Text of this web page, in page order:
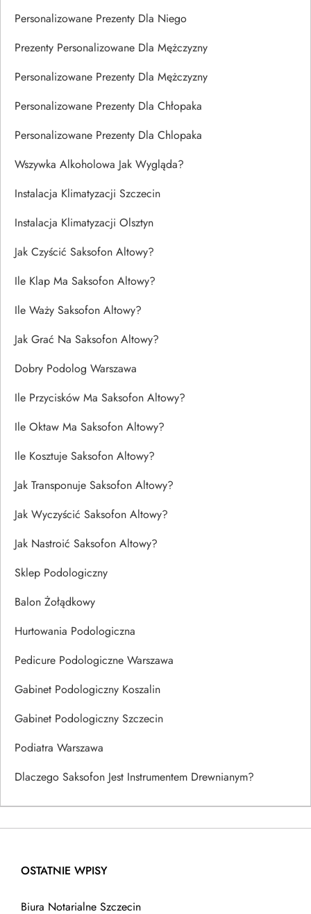
Personalizowane Prezenty Dla Niego
Prezenty Personalizowane Dla Mężczyzny
Personalizowane Prezenty Dla Mężczyzny
Personalizowane Prezenty Dla Chłopaka
Personalizowane Prezenty Dla Chlopaka
Wszywka Alkoholowa Jak Wygląda?
Instalacja Klimatyzacji Szczecin
Instalacja Klimatyzacji Olsztyn
Jak Czyścić Saksofon Altowy?
Ile Klap Ma Saksofon Altowy?
Ile Waży Saksofon Altowy?
Jak Grać Na Saksofon Altowy?
Dobry Podolog Warszawa
Ile Przycisków Ma Saksofon Altowy?
Ile Oktaw Ma Saksofon Altowy?
Ile Kosztuje Saksofon Altowy?
Jak Transponuje Saksofon Altowy?
Jak Wyczyścić Saksofon Altowy?
Jak Nastroić Saksofon Altowy?
Sklep Podologiczny
Balon Żołądkowy
Hurtowania Podologiczna
Pedicure Podologiczne Warszawa
Gabinet Podologiczny Koszalin
Gabinet Podologiczny Szczecin
Podiatra Warszawa
Dlaczego Saksofon Jest Instrumentem Drewnianym?
OSTATNIE WPISY
Biura Notarialne Szczecin